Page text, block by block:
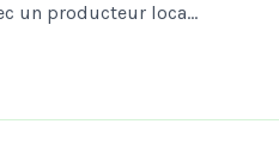
Rencontre avec un producteur local de fromage salers